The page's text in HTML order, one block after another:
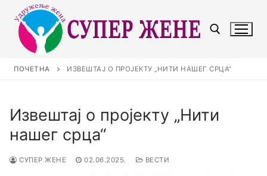
ПОЧЕТНА ИЗВЕШТАЈ О ПРОЈЕКТУ „НИТИ НАШЕГ СРЦА“
Извештај о пројекту „Нити
нашег срца“
СУПЕР ЖЕНЕ 02.06.2025. ВЕСТИ